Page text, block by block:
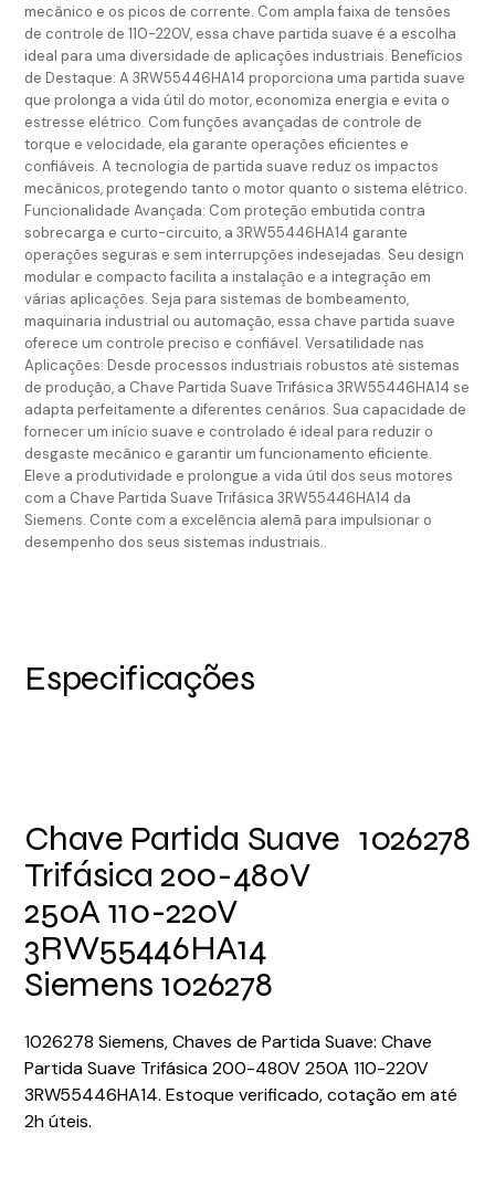
mecânico e os picos de corrente. Com ampla faixa de tensões
de controle de 110-220V, essa chave partida suave é a escolha
ideal para uma diversidade de aplicações industriais. Benefícios
de Destaque: A 3RW55446HA14 proporciona uma partida suave
que prolonga a vida útil do motor, economiza energia e evita o
estresse elétrico. Com funções avançadas de controle de
torque e velocidade, ela garante operações eficientes e
confiáveis. A tecnologia de partida suave reduz os impactos
mecânicos, protegendo tanto o motor quanto o sistema elétrico.
Funcionalidade Avançada: Com proteção embutida contra
sobrecarga e curto-circuito, a 3RW55446HA14 garante
operações seguras e sem interrupções indesejadas. Seu design
modular e compacto facilita a instalação e a integração em
várias aplicações. Seja para sistemas de bombeamento,
maquinaria industrial ou automação, essa chave partida suave
oferece um controle preciso e confiável. Versatilidade nas
Aplicações: Desde processos industriais robustos até sistemas
de produção, a Chave Partida Suave Trifásica 3RW55446HA14 se
adapta perfeitamente a diferentes cenários. Sua capacidade de
fornecer um início suave e controlado é ideal para reduzir o
desgaste mecânico e garantir um funcionamento eficiente.
Eleve a produtividade e prolongue a vida útil dos seus motores
com a Chave Partida Suave Trifásica 3RW55446HA14 da
Siemens. Conte com a excelência alemã para impulsionar o
desempenho dos seus sistemas industriais..
Especificações
Chave Partida Suave
Trifásica 200-480V
250A 110-220V
3RW55446HA14
Siemens 1026278
1026278
1026278 Siemens, Chaves de Partida Suave: Chave
Partida Suave Trifásica 200-480V 250A 110-220V
3RW55446HA14. Estoque verificado, cotação em até
2h úteis.